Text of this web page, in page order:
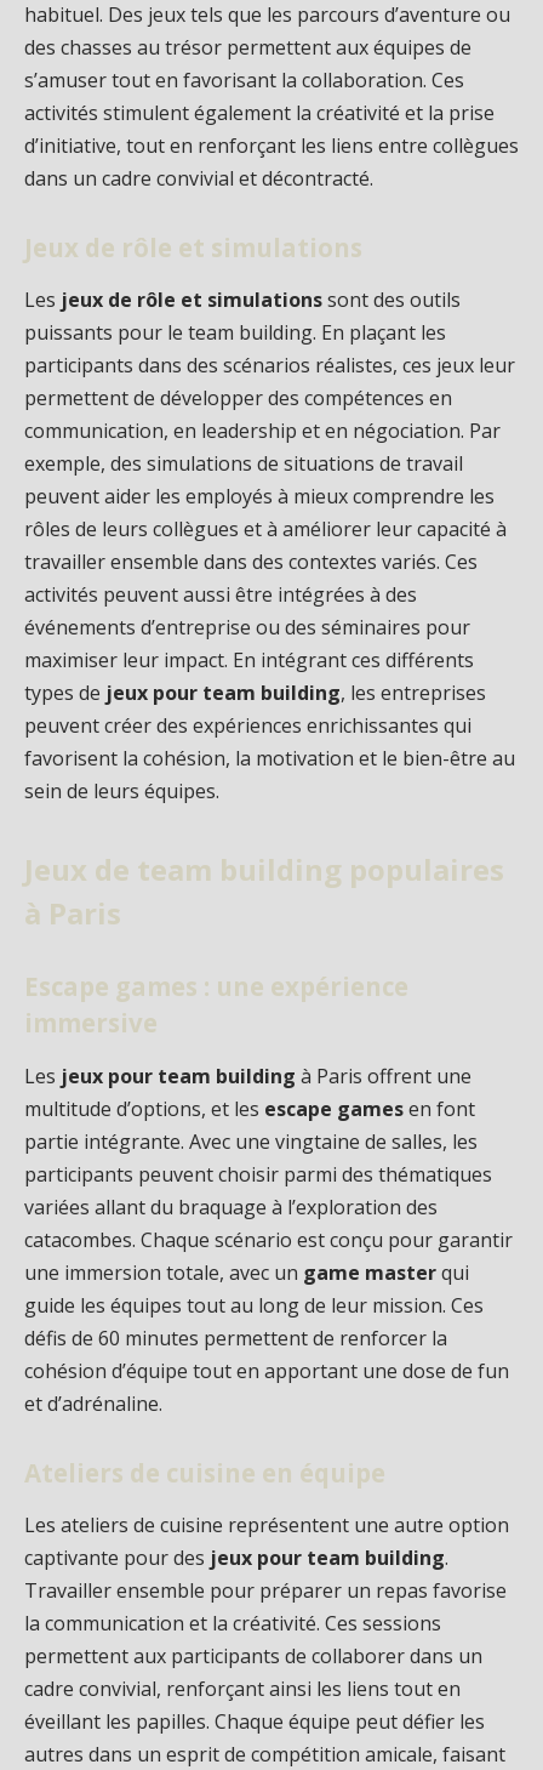
habituel. Des jeux tels que les parcours d’aventure ou
des chasses au trésor permettent aux équipes de
s’amuser tout en favorisant la collaboration. Ces
activités stimulent également la créativité et la prise
d’initiative, tout en renforçant les liens entre collègues
dans un cadre convivial et décontracté.
Jeux de rôle et simulations
Les jeux de rôle et simulationssont des outils
puissants pour le team building. En plaçant les
participants dans des scénarios réalistes, ces jeux leur
permettent de développer des compétences en
communication, en leadership et en négociation. Par
exemple, des simulations de situations de travail
peuvent aider les employés à mieux comprendre les
rôles de leurs collègues et à améliorer leur capacité à
travailler ensemble dans des contextes variés. Ces
activités peuvent aussi être intégrées à des
événements d’entreprise ou des séminaires pour
maximiser leur impact. En intégrant ces différents
types de jeux pour team building, les entreprises
peuvent créer des expériences enrichissantes qui
favorisent la cohésion, la motivation et le bien-être au
sein de leurs équipes.
Jeux de team building populaires
à Paris
Escape games : une expérience
immersive
Les jeux pour team building à Paris offrent une
multitude d’options, et les escape gamesen font
partie intégrante. Avec une vingtaine de salles, les
participants peuvent choisir parmi des thématiques
variées allant du braquage à l’exploration des
catacombes. Chaque scénario est conçu pour garantir
une immersion totale, avec un game masterqui
guide les équipes tout au long de leur mission. Ces
défis de 60 minutes permettent de renforcer la
cohésion d’équipe tout en apportant une dose de fun
et d’adrénaline.
Ateliers de cuisine en équipe
Les ateliers de cuisine représentent une autre option
captivante pour des jeux pour team building.
Travailler ensemble pour préparer un repas favorise
la communication et la créativité. Ces sessions
permettent aux participants de collaborer dans un
cadre convivial, renforçant ainsi les liens tout en
éveillant les papilles. Chaque équipe peut défier les
autres dans un esprit de compétition amicale, faisant